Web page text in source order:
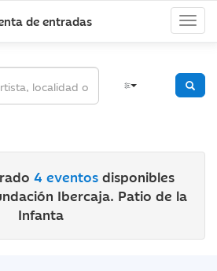
de entradas
4 eventos disponibles
Ibercaja. Patio de la
Infanta